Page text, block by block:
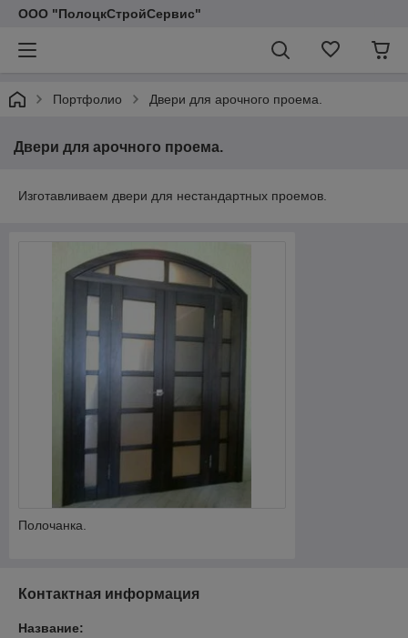
ООО "ПолоцкСтройСервис"
Портфолио Двери для арочного проема.
Двери для арочного проема.
Изготавливаем двери для нестандартных проемов.
Полочанка.
Контактная информация
Название: